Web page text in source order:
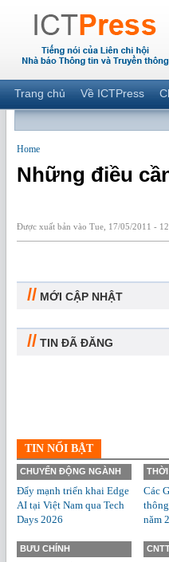
Trang chủ Về ICTPress
Home
Những điều
Được xuất bản vào Tue, 17/05/2011 -
// MỚI CẬP NHẬT
// TIN ĐÃ ĐĂNG
TIN NỔI BẬT
CHUYỂN ĐỘNG NGÀNH
Đẩy mạnh triển khai Edge
AI tại Việt Nam qua Tech
Days 2026
Các
năm
BƯU CHÍNH